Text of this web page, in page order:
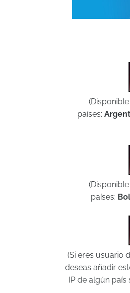
países:
países:
(Si eres usuario
deseas añadir
IP de algún